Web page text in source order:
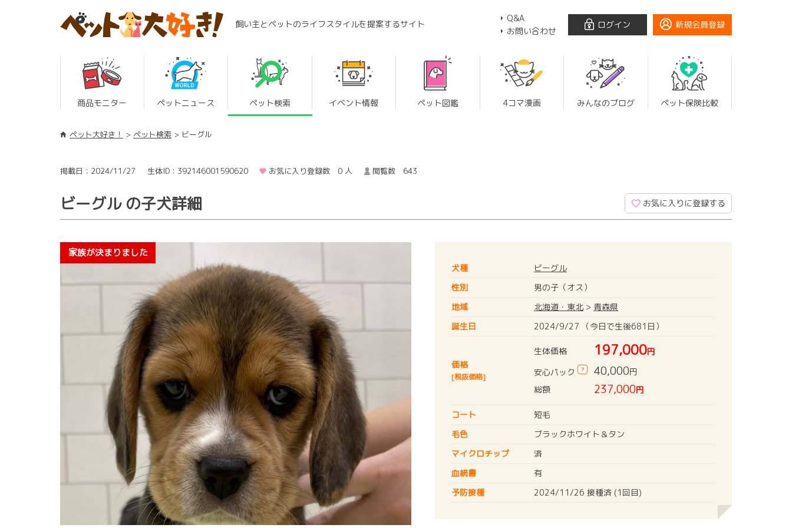
飼い主とペットのライフスタイルを提案するサイト
Q&A
お問い合わせ
ログイン 新規会員登録
商品モニター ペットニュース ペット検索 イベント情報 ペット図鑑 4コマ漫画 みんなのブログ ペット保険比較
ペット大好き！ ペット検索 ビーグル
掲載日：2024/11/27 生体ID：392146001590620 お気に入り登録数 0 人 閲覧数 643
ビーグル の子犬詳細 お気に入りに登録する
犬種
ビーグル
性別
男の子（オス）
地域
北海道・東北 > 青森県
誕生日
2024/9/27 （今日で生後681日）
価格
[税抜価格]
生体価格 197,000円
安心パック
? 40,000円
総額
237,000円
コート
短毛
毛色
ブラックホワイト＆タン
マイクロチップ
済
血統書
有
予防接種
2024/11/26 接種済 (1回目)